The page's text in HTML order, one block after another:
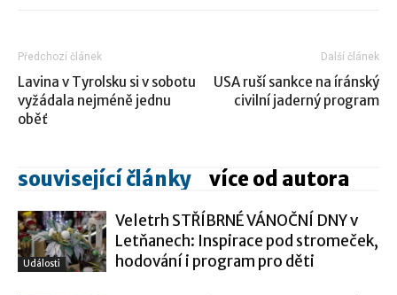
Předchozí článek
Lavina v Tyrolsku si v sobotu
vyžádala nejméně jednu
oběť
Další článek
USA ruší sankce na íránský
civilní jaderný program
související články více od autora
Události
Veletrh STŘÍBRNÉ VÁNOČNÍ DNY v
Letňanech: Inspirace pod stromeček,
hodování i program pro děti